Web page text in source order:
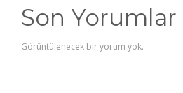
Son Yorumlar
Görüntülenecek bir yorum yok.